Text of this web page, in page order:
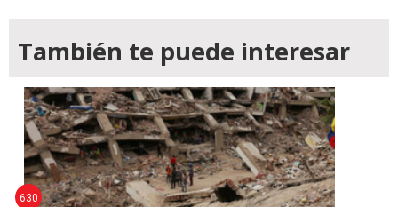
También te puede interesar
630